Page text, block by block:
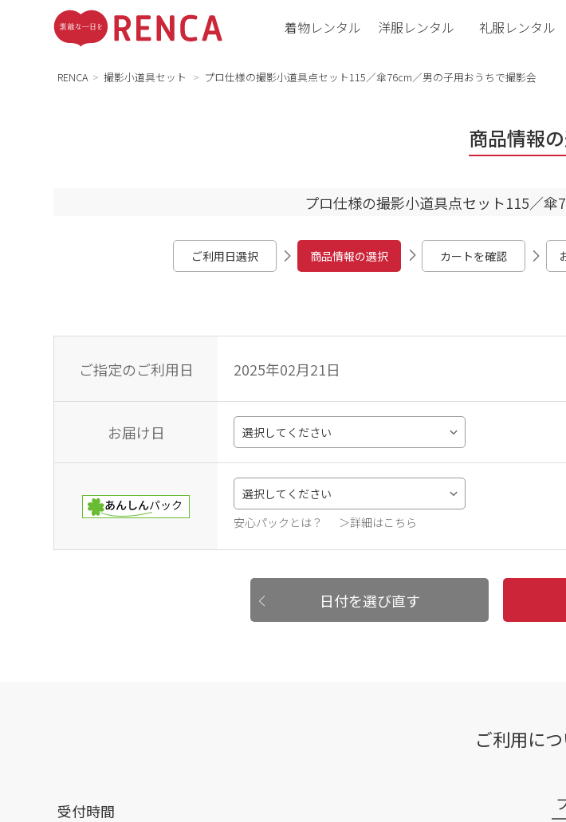
着物レンタル 洋服レンタル 礼服レンタル
RENCA 撮影小道具セット プロ仕様の撮影小道具点セット115／傘76cm／男の子用おうちで撮影会
商品情報
プロ仕様の撮影小道具点セット115／
ご利用日選択 商品情報の選択 カートを確認
ご指定のご利用日 2025年02月21日
お届け日
安心パックとは？ ＞詳細はこちら
日付を選び直す
ご利用に
受付時間